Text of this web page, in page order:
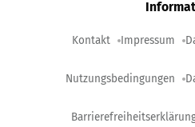
Kontakt Impressum
Nutzungsbedingungen